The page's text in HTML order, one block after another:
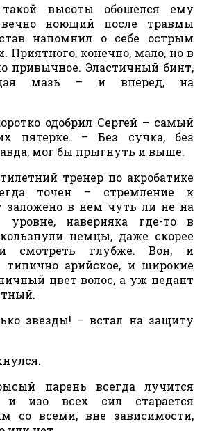
высоты обошелся ему
ноющий после травмы
напомнил о себе острым
Приятного, конечно, мало, но в
привычное. Эластичный бинт,
мазь – и вперед, на
одобрил Сергей – самый
пятерке. – Без сучка, без
мог бы прыгнуть и выше.
тренер по акробатике
точен – стремление к
заложено в нем чуть ли не на
уровне, наверняка где-то в
немцы, даже скорее
смотреть глубже. Вон, и
типично арийское, и широкие
цвет волос, а уж педант
звезды! – встал на защиту
парень всегда лучится
и изо всех сил старается
со всеми, вне зависимости,